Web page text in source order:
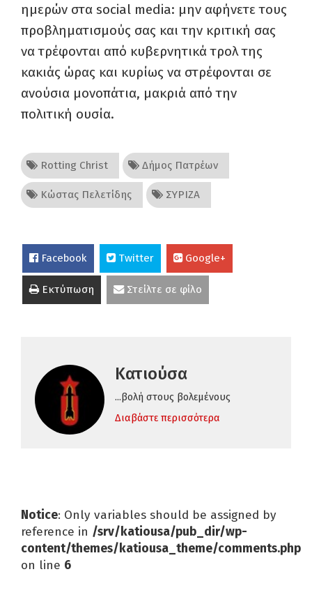
ημερών στα social media: μην αφήνετε τους
προβληματισμούς σας και την κριτική σας
να τρέφονται από κυβερνητικά τρολ της
κακιάς ώρας και κυρίως να στρέφονται σε
ανούσια μονοπάτια, μακριά από την
πολιτική ουσία.
Rotting Christ Δήμος Πατρέων
Κώστας Πελετίδης ΣΥΡΙΖΑ
Facebook Twitter Google+
Εκτύπωση Στείλτε σε φίλο
Κατιούσα
...βολή στους βολεμένους
Διαβάστε περισσότερα
Notice: Only variables should be assigned by
reference in /srv/katiousa/pub_dir/wp-
content/themes/katiousa_theme/comments.php
on line 6